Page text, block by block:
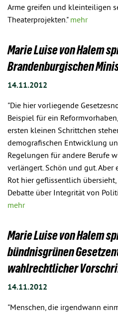
Arme greifen und kleinteiligen
Theaterprojekten." mehr
Marie Luise von Halem
Brandenburgischen
14.11.2012
"Die hier vorliegende
Beispiel für ein
ersten kleinen Schrittchen
demografischen Entwicklung
Regelungen für andere Berufe
verlängert. Schön und gut. Aber
Rot hier geflissentlich
Debatte über Integrität von
mehr
Marie Luise von Halem
bündnisgrünen
wahlrechtlicher
14.11.2012
"Menschen, die irgendwann